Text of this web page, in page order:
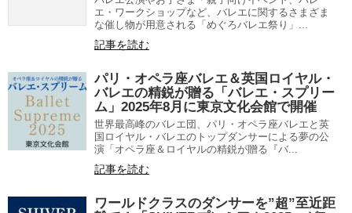
エ・ワークショップなど、バレエに関するさまざま
な催し物が用意される「めぐろバレエ祭り」...
記事を読む
パリ・オペラ座バレエ＆英国ロイヤル・
バレエの精鋭が贈る「バレエ・スプリー
ム」2025年8月に東京文化会館で開催
世界最高峰のバレエ団、パリ・オペラ座バレエと英
国ロイヤル・バレエのトップダンサーによる夢の公
演「オペラ座＆ロイヤルの精鋭が贈る『バ...
記事を読む
ワールドクラスのダンサーを”超”至近距